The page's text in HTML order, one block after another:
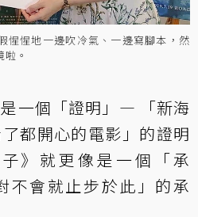
惺惺地一邊吹冷氣、一邊寫腳本，然
。
一個「證明」— 「新海
都開心的電影」的證明
》就更像是一個「承
不會就止步於此」的承